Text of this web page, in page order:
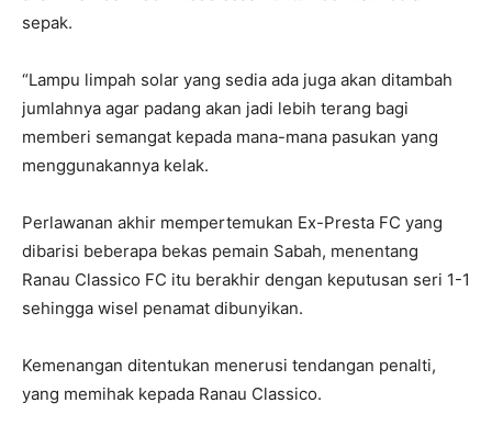
sepak.
“Lampu limpah solar yang sedia ada juga akan ditambah
jumlahnya agar padang akan jadi lebih terang bagi
memberi semangat kepada mana-mana pasukan yang
menggunakannya kelak.
Perlawanan akhir mempertemukan Ex-Presta FC yang
dibarisi beberapa bekas pemain Sabah, menentang
Ranau Classico FC itu berakhir dengan keputusan seri 1-1
sehingga wisel penamat dibunyikan.
Kemenangan ditentukan menerusi tendangan penalti,
yang memihak kepada Ranau Classico.